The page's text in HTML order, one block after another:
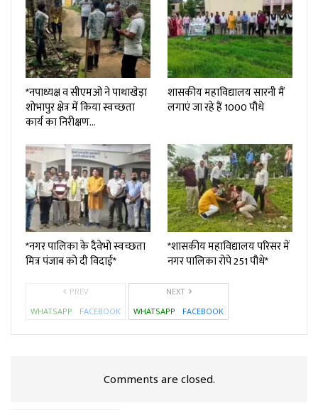
*नपाध्यक्ष व सीएमओ ने पाथाखेड़ा
शोभापुर क्षेत्र में किया स्वच्छता
कार्य का निरीक्षण…
शासकीय महाविद्यालय सारनी मैं
लगाएं जा रहे हैं 1000 पौधे
*नगर पालिका के दैवेभो स्वच्छता
मित्र पंजाब को दी विदाई*
*शासकीय महाविद्यालय परिसर में
नगर पालिका रोपे 251 पौधे*
PREV
WHATSAPP
FACEBOOK
NEXT
WHATSAPP
FACEBOOK
Comments are closed.